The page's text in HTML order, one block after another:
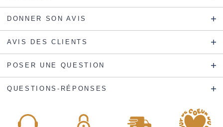
DONNER SON AVIS
AVIS DES CLIENTS
POSER UNE QUESTION
QUESTIONS-RÉPONSES